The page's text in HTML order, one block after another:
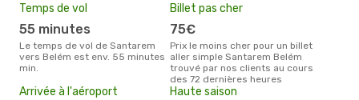
Temps de vol
55 minutes
Le temps de vol de Santarem
vers Belém est env. 55 minutes
min.
Billet pas cher
75€
Prix le moins cher pour un billet
aller simple Santarem Belém
trouvé par nos clients au cours
des 72 dernières heures
Arrivée à l'aéroport Haute saison